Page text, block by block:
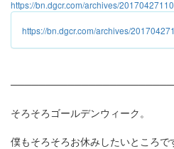
https://bn.dgcr.com/archives/
https://bn.dgcr.com/archives/
そろそろゴールデンウィーク。
僕もそろそろお休みしたいところ